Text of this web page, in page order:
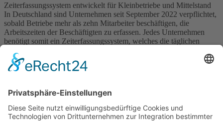
Zeiterfassungssystem entwickelt für Kleinbetriebe und Mittelstand
In Deutschland sind Unternehmen seit September 2022 verpflichtet,
sobald Betriebe mehr als zehn Mitarbeiter beschäftigen, die
Arbeitszeiten der Beschäftigten zu erfassen. Jedes Unternehmen
benötigt somit ein Zeiterfassungssystem, welches die täglichen
digitalen Zeiterfassungssystem können Sie sicherstellen, dass Sie
und Ihre Mitarbeiter die zulässigen […]
Impressum
Datenschutz